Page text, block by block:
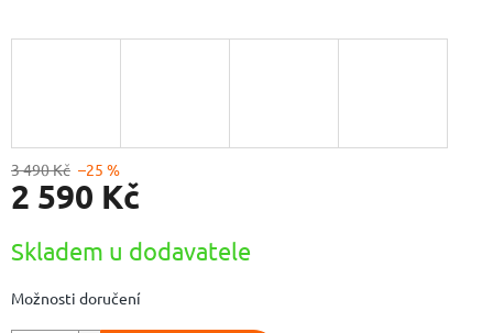
3 490 Kč –25 %
2 590 Kč
cena:
Skladem u dodavatele
Možnosti doručení